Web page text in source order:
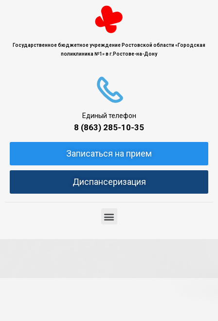
Государственное бюджетное учреждение Ростовской области «Городская
поликлиника №1» в г.Ростове-на-Дону
Единый телефон
8 (863) 285-10-35
Записаться на прием
Диспансеризация